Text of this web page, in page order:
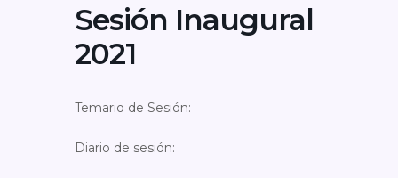
Sesión Inaugural
2021
Temario de Sesión:
Diario de sesión: